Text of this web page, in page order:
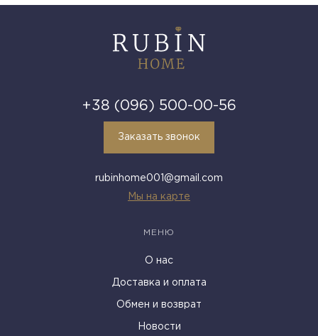
+38 (096) 500-00-56
Заказать звонок
rubinhome001@gmail.com
Мы на карте
МЕНЮ
О нас
Доставка и оплата
Обмен и возврат
Новости